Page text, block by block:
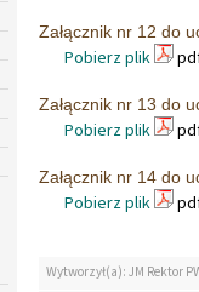
Załącznik nr 12 do
Pobierz plik
Załącznik nr 13 do
Pobierz plik
Załącznik nr 14 do
Pobierz plik
Wytworzył(a): JM Rektor